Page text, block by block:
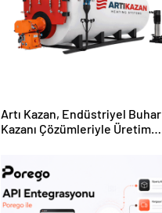
Artı Kazan, Endüstriyel Buhar
Kazanı Çözümleriyle Üretim